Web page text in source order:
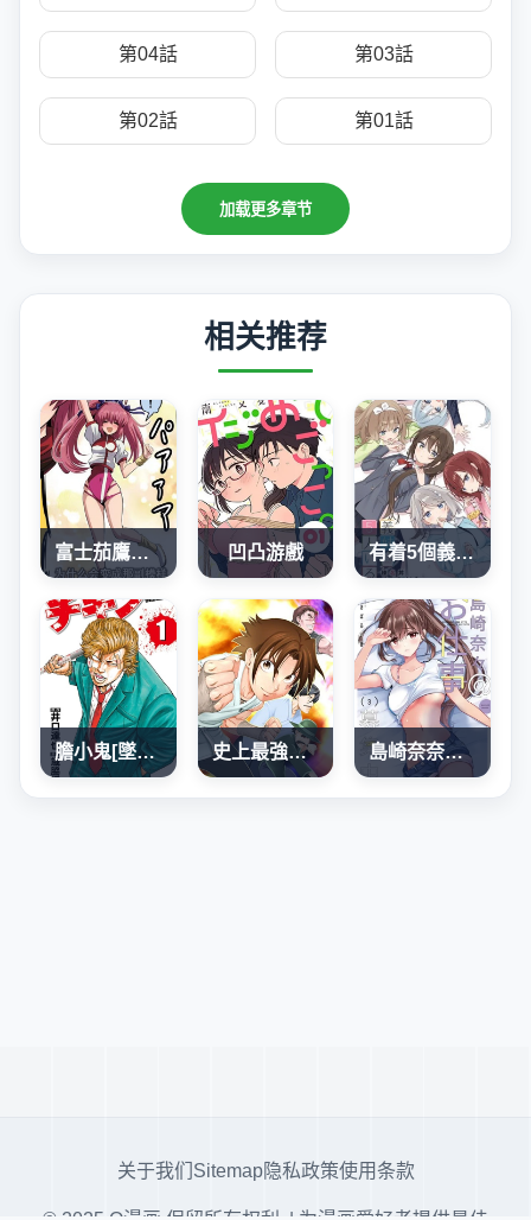
第04話 第03話
第02話 第01話
加载更多章节
相关推荐
富士茄鷹老師的推特短篇 凹凸游戲 有着5個義妹的我
膽小鬼[墜落]前夜之故事 史上最強弟子兼一2 達人篇 島崎奈奈@工作募集中
关于我们 Sitemap隐私政策使用条款